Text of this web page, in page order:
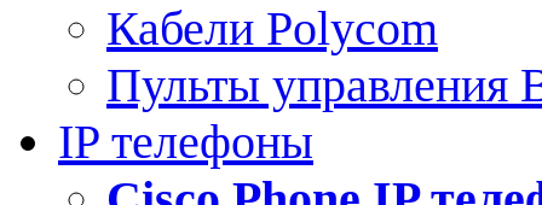
Кабели Polycom
Пульты управления
IP телефоны